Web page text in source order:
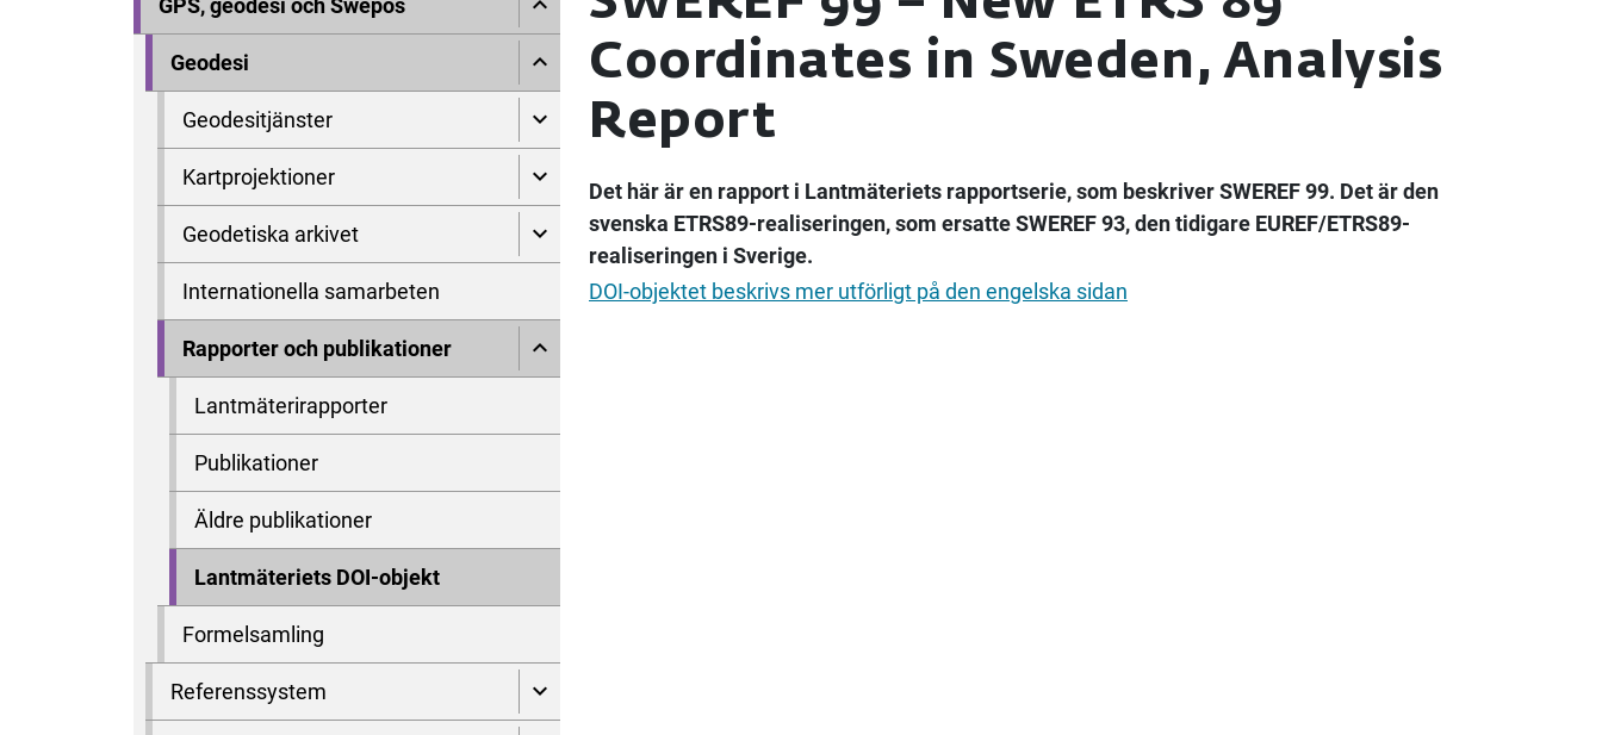
GPS, geodesi och Swepos
Geodesi
Geodesitjänster
Kartprojektioner
Geodetiska arkivet
Internationella samarbeten
Rapporter och publikationer
Lantmäterirapporter
Publikationer
Äldre publikationer
Lantmäteriets DOI-objekt
Formelsamling
Referenssystem
Coordinates in Sweden, Analysis
Report
Det här är en rapport i Lantmäteriets rapportserie, som beskriver SWEREF 99. Det är den
svenska ETRS89-realiseringen, som ersatte SWEREF 93, den tidigare EUREF/ETRS89-
realiseringen i Sverige.
DOI-objektet beskrivs mer utförligt på den engelska sidan